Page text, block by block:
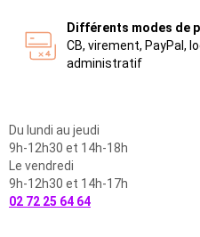
Différents modes de
CB, virement, PayPal,
administratif
Du lundi au jeudi
9h-12h30 et 14h-18h
Le vendredi
9h-12h30 et 14h-17h
02 72 25 64 64